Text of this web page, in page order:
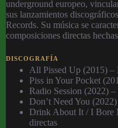
underground europeo,
sus lanzamientos
Records. Su música se
composiciones directas
DISCOGRAFÍA
All Pissed Up (2015) –
Piss in Your Pocket
Radio Session (2022) –
Don’t Need You
Drink About It / I Bore
directas